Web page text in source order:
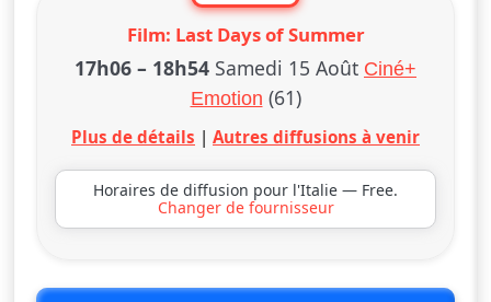
Film: Last Days of Summer
17h06 – 18h54 Samedi 15 Août Ciné+
Emotion (61)
Plus de détails | Autres diffusions à venir
Horaires de diffusion pour l'Italie — Free.
Changer de fournisseur